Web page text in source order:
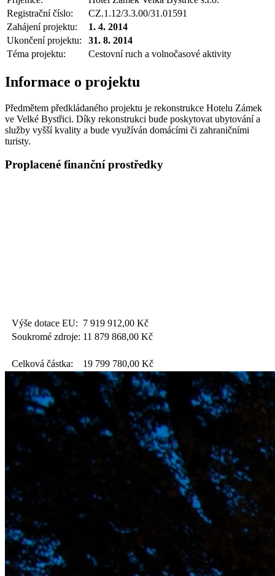
Registrační číslo:
CZ.1.12/3.3.00/31.01591
Zahájení projektu:
1. 4. 2014
Ukončení projektu:
31. 8. 2014
Téma projektu:
Cestovní ruch a volnočasové aktivity
Informace o projektu
Předmětem předkládaného projektu je rekonstrukce Hotelu Zámek
ve Velké Bystřici. Díky rekonstrukci bude poskytovat ubytování a
služby vyšší kvality a bude využíván domácími či zahraničními
turisty.
Proplacené finanční prostředky
Výše dotace EU: 7 919 912,00 Kč
Soukromé zdroje: 11 879 868,00 Kč
Celková částka: 19 799 780,00 Kč